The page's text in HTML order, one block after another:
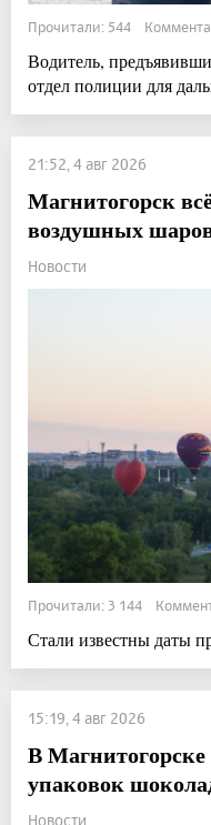
Прочитали: 544
Водитель,
отдел полиции для
21:52, 4 авг 2026
Магнитогорск
воздушных
Новости
Прочитали: 3 144
Стали известны даты
15:19, 4 авг 2026
В
упаковок
Новости